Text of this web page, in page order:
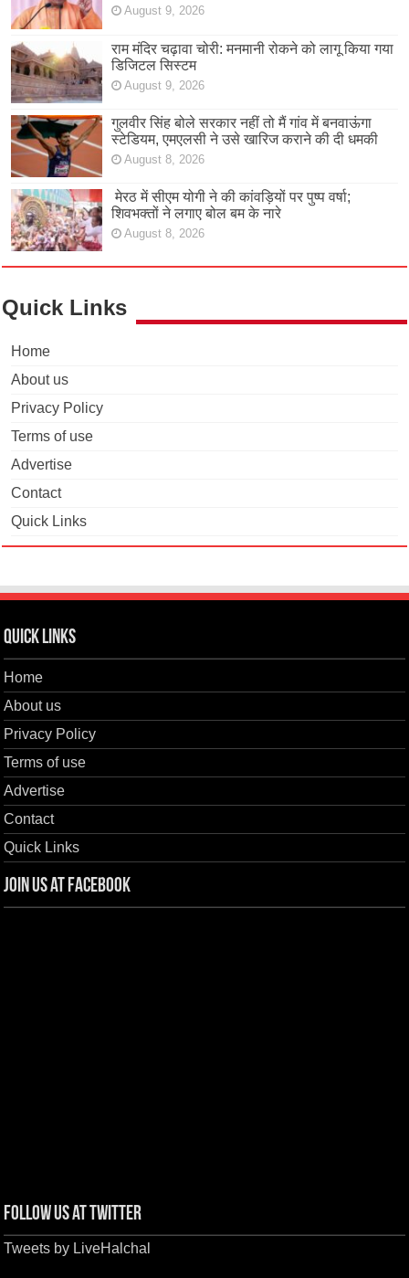
August 9, 2026
राम मंदिर चढ़ावा चोरी: मनमानी रोकने को लागू किया गया
डिजिटल सिस्टम
August 9, 2026
गुलवीर सिंह बोले सरकार नहीं तो मैं गांव में बनवाऊंगा
स्टेडियम, एमएलसी ने उसे खारिज कराने की दी धमकी
August 8, 2026
मेरठ में सीएम योगी ने की कांवड़ियों पर पुष्प वर्षा;
शिवभक्तों ने लगाए बोल बम के नारे
August 8, 2026
Quick Links
Home
About us
Privacy Policy
Terms of use
Advertise
Contact
Quick Links
Quick Links
Home
About us
Privacy Policy
Terms of use
Advertise
Contact
Quick Links
Join us at Facebook
Follow us at Twitter
Tweets by LiveHalchal